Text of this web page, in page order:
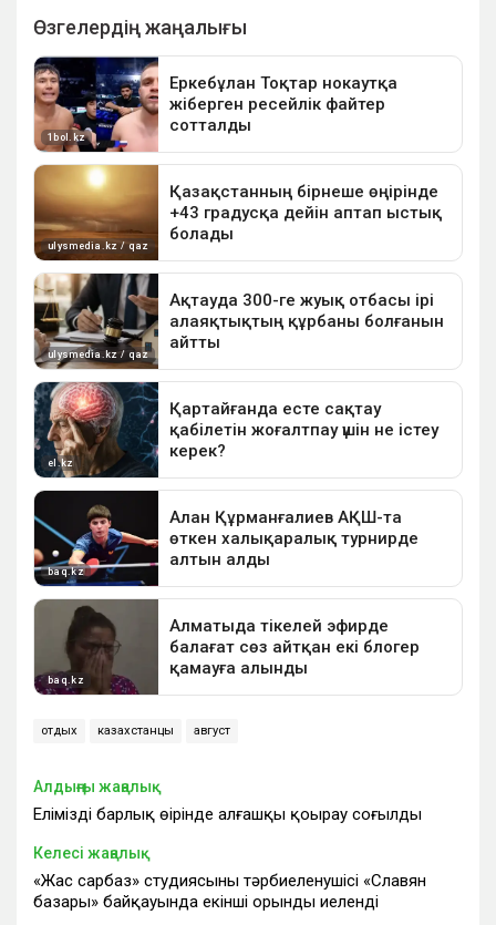
отдых казахстанцы август
Алдыңғы жаңалық
Еліміздің барлық өңірінде алғашқы қоңырау соғылды
Келесі жаңалық
«Жас сарбаз» студиясының тәрбиеленушісі «Славян
базары» байқауында екінші орынды иеленді